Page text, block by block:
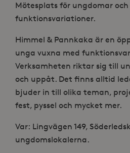
Mötesplats för ungdomar
funktionsvariationer.
Himmel & Pannkaka är en
unga vuxna med
Verksamheten riktar sig till
och uppåt. Det finns alltid
bjuder in till olika teman,
fest, pyssel och mycket mer.
Var: Lingvägen 149,
ungdomslokalerna.